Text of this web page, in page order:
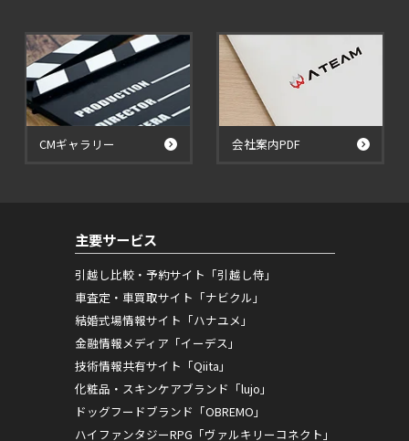
CMギャラリー 会社案内PDF
主要サービス
引越し比較・予約サイト「引越し侍」
車査定・車買取サイト「ナビクル」
結婚式場情報サイト「ハナユメ」
金融情報メディア「イーデス」
技術情報共有サイト「Qiita」
化粧品・スキンケアブランド「lujo」
ドッグフードブランド「OBREMO」
ハイファンタジーRPG「ヴァルキリーコネクト」